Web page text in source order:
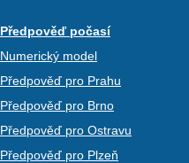
Předpověď počasí
Numerický model
Předpověď pro Prahu
Předpověď pro Brno
Předpověď pro Ostravu
Předpověď pro Plzeň